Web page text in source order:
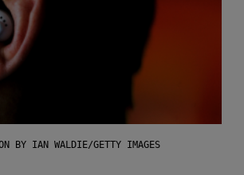
BY IAN WALDIE/GETTY IMAGES